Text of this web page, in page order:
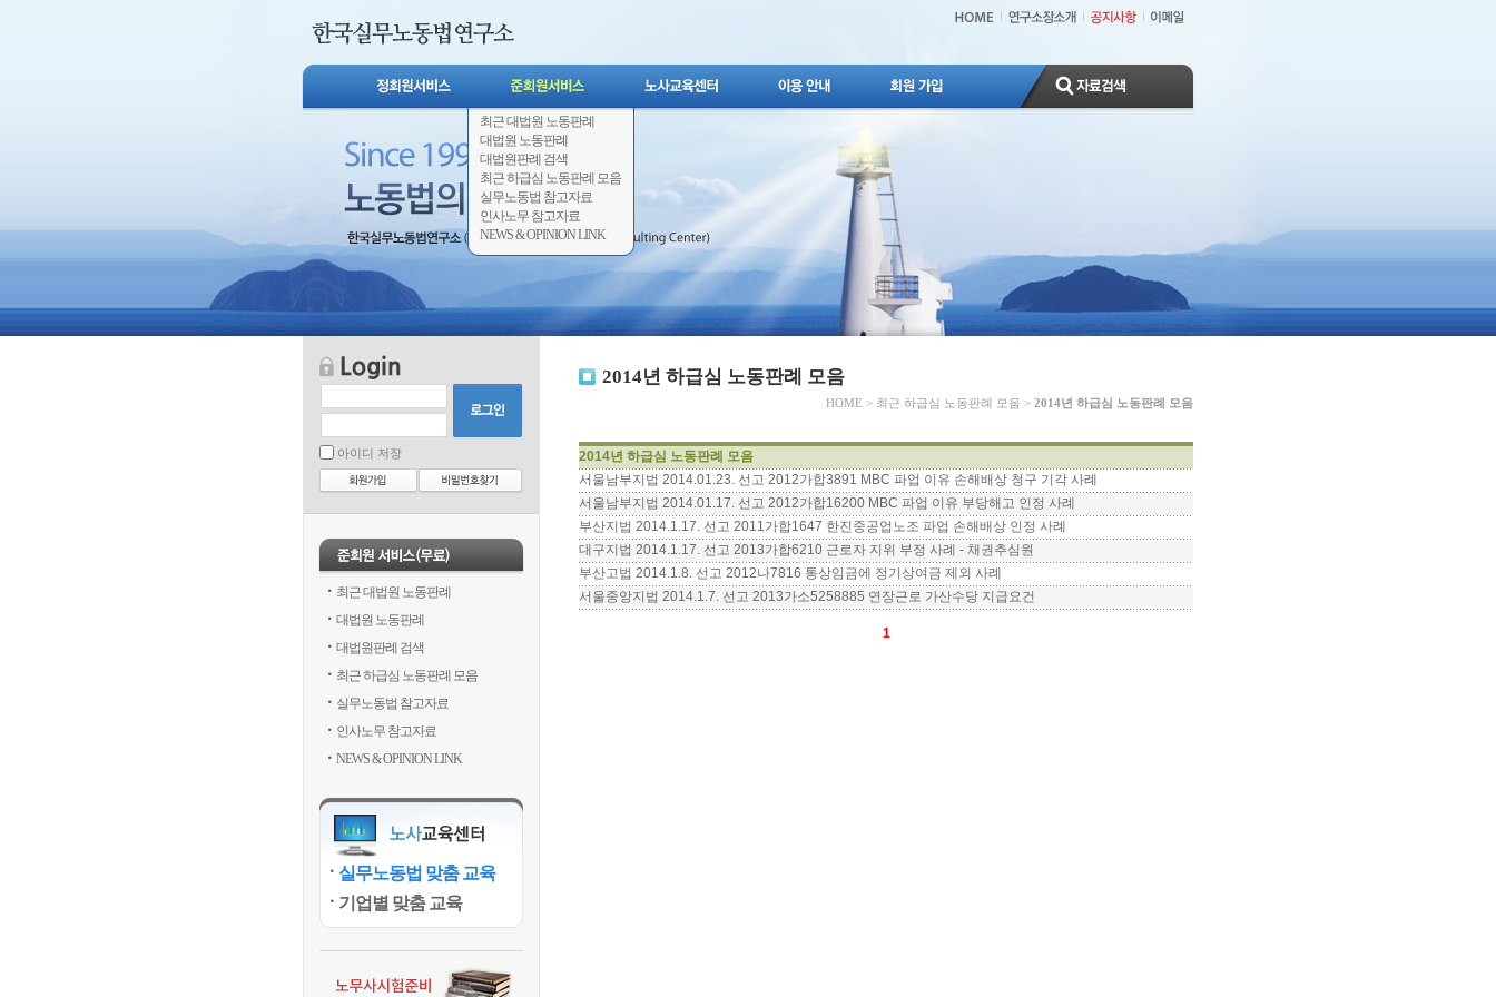
최근 대법원 노동판례
대법원 노동판례
대법원판례 검색
최근 하급심 노동판례 모음
실무노동법 참고자료
인사노무 참고자료
NEWS & OPINION LINK
아이디 저장
최근 대법원 노동판례
대법원 노동판례
대법원판례 검색
최근 하급심 노동판례 모음
실무노동법 참고자료
인사노무 참고자료
NEWS & OPINION LINK
실무노동법 맞춤 교육
기업별 맞춤 교육
2014년 하급심 노동판례 모음
HOME > 최근 하급심 노동판례 모음 > 2014년 하급심 노동판례 모음
2014년 하급심 노동판례 모음
서울남부지법 2014.01.23. 선고 2012가합3891 MBC 파업 이유 손해배상 청구 기각 사례
서울남부지법 2014.01.17. 선고 2012가합16200 MBC 파업 이유 부당해고 인정 사례
부산지법 2014.1.17. 선고 2011가합1647 한진중공업노조 파업 손해배상 인정 사례
대구지법 2014.1.17. 선고 2013가합6210 근로자 지위 부정 사례 - 채권추심원
부산고법 2014.1.8. 선고 2012나7816 통상임금에 정기상여금 제외 사례
서울중앙지법 2014.1.7. 선고 2013가소5258885 연장근로 가산수당 지급요건
1